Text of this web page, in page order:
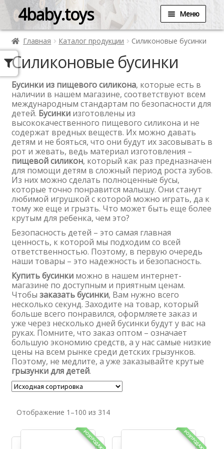
4baby.toys Меню
Главная Каталог продукции Силиконовые бусинки
Силиконовые бусинки
Бусинки из пищевого силикона, которые есть в
наличии в нашем магазине, соответствуют всем
международным стандартам по безопасности для
детей. Бусинкиизготовлены из
высококачественного пищевого силикона и не
содержат вредных веществ. Их можно давать
детям и не бояться, что они будут их засовывать в
рот и жевать, ведь материал изготовления –
пищевой силикон, который как раз предназначен
для помощи детям в сложный период роста зубов.
Из них можно сделать полноценные бусы,
которые точно понравится малышу. Они станут
любимой игрушкой с которой можно играть, да к
тому же еще и грызть. Что может быть еще более
крутым для ребенка, чем это?
Безопасность детей – это самая главная
ценность, к которой мы подходим со всей
ответственностью. Поэтому, в первую очередь
наши товары – это надежность и безопасность.
Купить бусинкиможно в нашем интернет-
магазине по доступным и приятным ценам.
Чтобы заказать бусинки, Вам нужно всего
несколько секунд. Заходите на товар, который
больше всего понравился, оформляете заказ и
уже через несколько дней бусинки будут у вас на
руках. Помните, что заказ оптом – означает
большую экономию средств, а у нас самые низкие
цены на всем рынке среди детских грызунков.
Поэтому, не медлите, а уже заказывайте крутые
грызунки для детей.
Отображение 1–100 из 314
РОЗПРОДАЖ! РОЗПРОДАЖ!